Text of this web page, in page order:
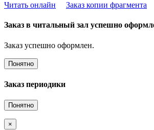
Читать онлайн
Заказ копии фрагмента
Заказ в читальный зал успешно
Заказ успешно оформлен.
Понятно
Заказ периодики
Понятно
×